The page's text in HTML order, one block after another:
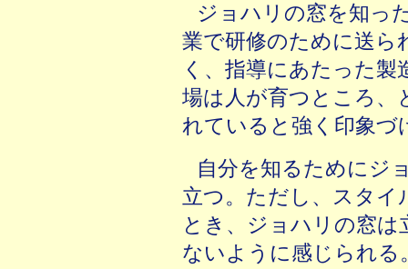
ジョハリの窓を知っ
業で研修のために送ら
く、指導にあたった
場は人が育つところ、
れていると強く印象づ
自分を知るためにジ
立つ。ただし、スタイ
とき、ジョハリの窓
ないように感じられ